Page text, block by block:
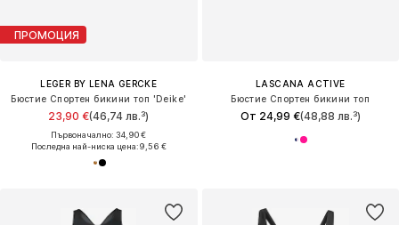
ПРОМОЦИЯ
LEGER BY LENA GERCKE
Бюстие Спортен бикини топ 'Deike'
23,90 €(46,74 лв.³)
Първоначално: 34,90 €
Последна най-ниска цена:9,56 €
LASCANA ACTIVE
Бюстие Спортен бикини топ
От 24,99 €(48,88 лв.³)